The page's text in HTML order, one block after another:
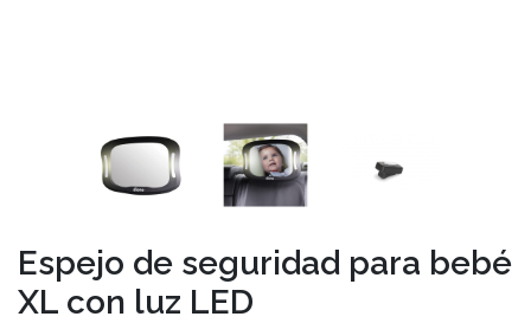
Espejo de seguridad para bebé
XL con luz LED